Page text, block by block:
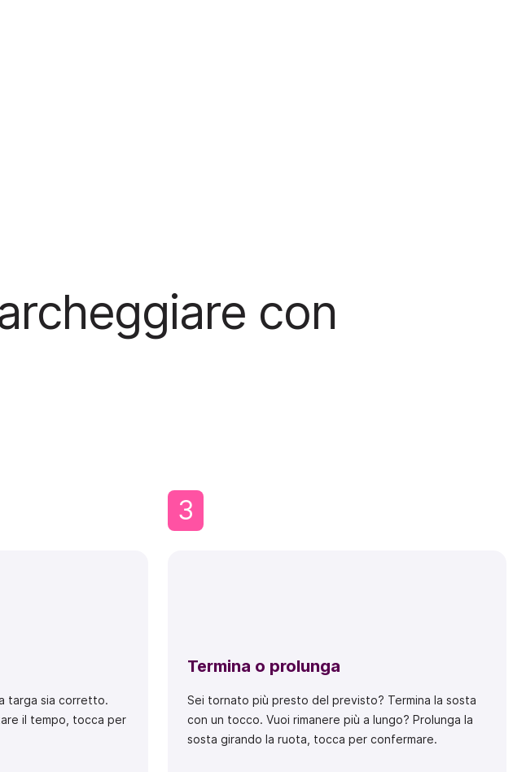
con
targa sia corretto.
il tempo, tocca per
3
Termina o prolunga
Sei tornato più presto del previsto? Termina la sosta
con un tocco. Vuoi rimanere più a lungo? Prolunga la
sosta girando la ruota, tocca per confermare.